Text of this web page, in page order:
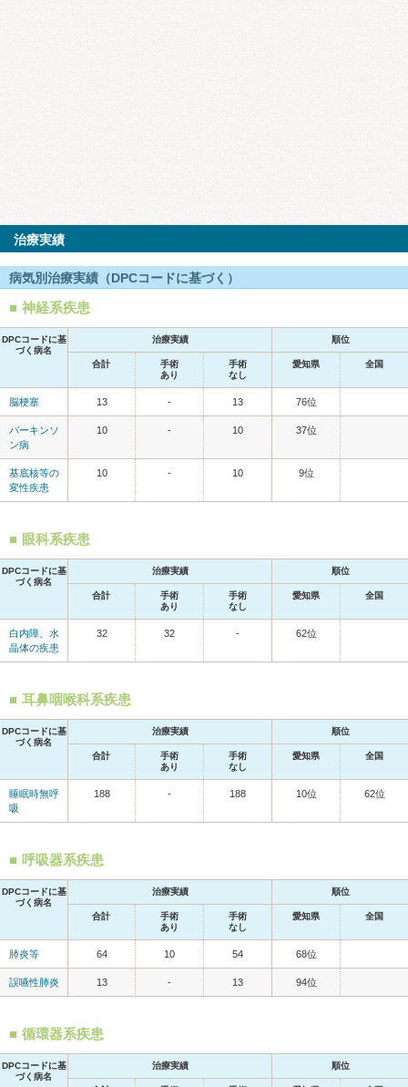
治療実績
病気別治療実績（DPCコードに基づく）
神経系疾患
DPCコードに基
づく病名
治療実績 順位
合計
手術
あり
手術
なし
愛知県 全国
脳梗塞 13 - 13 76位
パーキンソ
ン病
10 - 10 37位
基底核等の
変性疾患
10 - 10 9位
眼科系疾患
DPCコードに基
づく病名
治療実績 順位
合計
手術
あり
手術
なし
愛知県 全国
白内障、水
晶体の疾患
32 32 - 62位
耳鼻咽喉科系疾患
DPCコードに基
づく病名
治療実績 順位
合計
手術
あり
手術
なし
愛知県 全国
睡眠時無呼
吸
188 - 188 10位 62位
呼吸器系疾患
DPCコードに基
づく病名
治療実績 順位
合計
手術
あり
手術
なし
愛知県 全国
肺炎等 64 10 54 68位
誤嚥性肺炎 13 - 13 94位
循環器系疾患
DPCコードに基
づく病名
治療実績 順位